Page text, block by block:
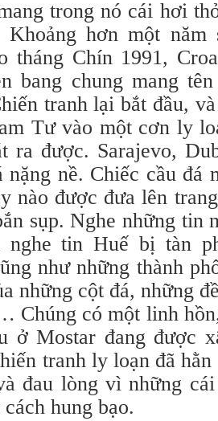
trong nó cái hơi
Khoảng hơn một
tháng Chín 1991,
bang chung mang
tranh lại bắt đầu,
Tư vào một cơn ly
ra được. Sarajevo,
nặng nề. Chiếc cầu đá
nào được đưa lên
sụp. Nghe những tin
nghe tin Huế bị tàn
như những thành
những cột đá, những
Chúng có một linh
ở Mostar đang được
tranh ly loạn đã
đau lòng vì những
hung bạo.